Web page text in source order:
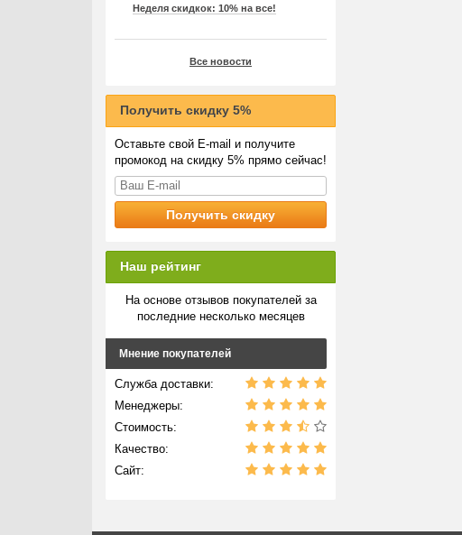
Неделя скидкок: 10% на все!
Все новости
Получить скидку 5%
Оставьте свой E-mail и получите
промокод на скидку 5% прямо сейчас!
Наш рейтинг
На основе отзывов покупателей за
последние несколько месяцев
Мнение покупателей
Служба доставки:
Менеджеры:
Стоимость:
Качество:
Сайт: